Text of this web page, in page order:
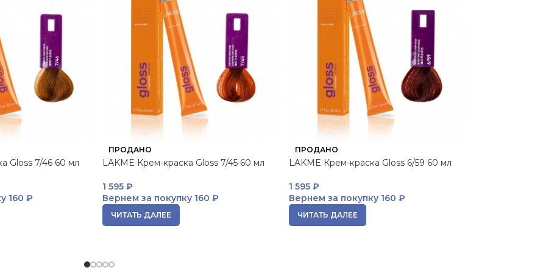
Gloss 7/46 60 мл
160 ₽
ПРОДАНО
LAKME Крем-краска Gloss 7/45 60 мл
1 595 ₽
Вернем за покупку 160 ₽
ЧИТАТЬ ДАЛЕЕ
ПРОДАНО
LAKME Крем-краска Gloss 6/59 60 мл
1 595 ₽
Вернем за покупку160 ₽
ЧИТАТЬ ДАЛЕЕ